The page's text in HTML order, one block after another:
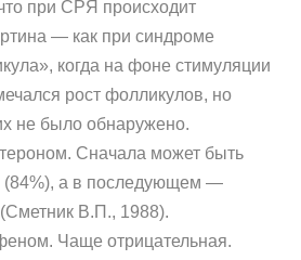
при СРЯ происходит
— как при синдроме
когда на фоне стимуляции
рост фолликулов, но
не было обнаружено.
Сначала может быть
(84%), а в последующем —
В.П., 1988).
Чаще отрицательная.